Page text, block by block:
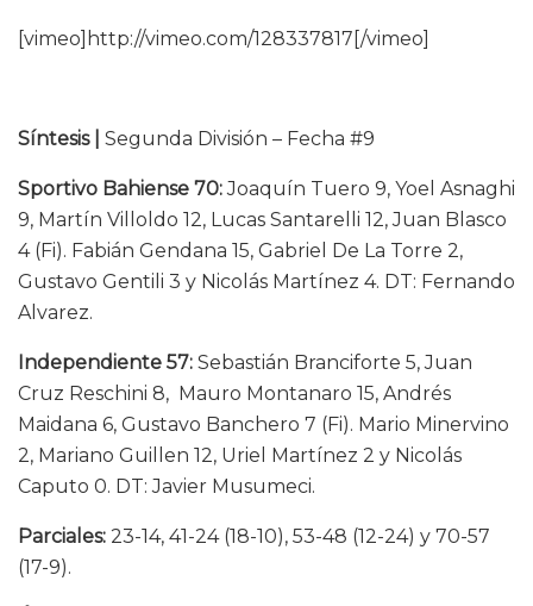
[vimeo]http://vimeo.com/128337817[/vimeo]
Síntesis | Segunda División – Fecha #9
Sportivo Bahiense 70:Joaquín Tuero 9, Yoel Asnaghi
9, Martín Villoldo 12, Lucas Santarelli 12, Juan Blasco
4 (Fi). Fabián Gendana 15, Gabriel De La Torre 2,
Gustavo Gentili 3 y Nicolás Martínez 4. DT: Fernando
Alvarez.
Independiente 57: Sebastián Branciforte 5, Juan
Cruz Reschini 8, Mauro Montanaro 15, Andrés
Maidana 6, Gustavo Banchero 7 (Fi). Mario Minervino
2, Mariano Guillen 12, Uriel Martínez 2 y Nicolás
Caputo 0. DT: Javier Musumeci.
Parciales: 23-14, 41-24 (18-10), 53-48 (12-24) y 70-57
(17-9).